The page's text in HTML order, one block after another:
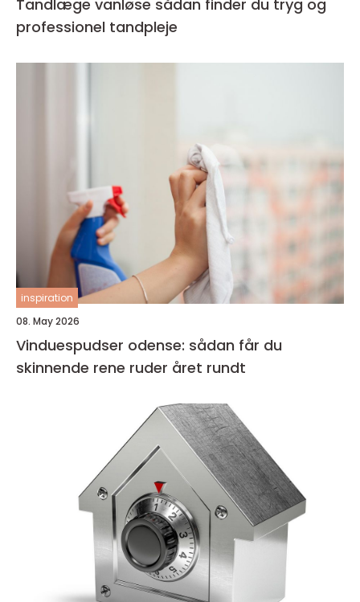
Tandlæge vanløse sådan finder du tryg og
professionel tandpleje
inspiration
08. May 2026
Vinduespudser odense: sådan får du
skinnende rene ruder året rundt